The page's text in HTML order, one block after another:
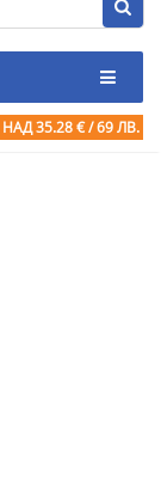
НАД 35.28 € / 69 ЛВ.